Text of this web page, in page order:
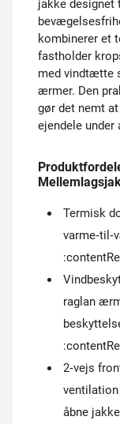
jakke designet
kombinerer et
fastholder
med vindtætte
ærmer. Den
gør det nemt
ejendele under
Termisk
raglan
2‑vejs
åbne